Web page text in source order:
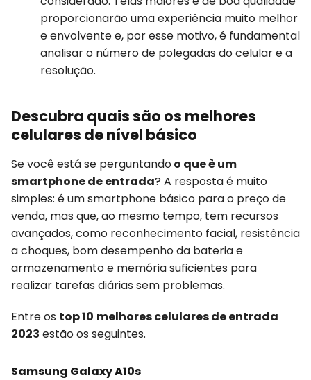
proporcionarão uma experiência muito melhor
e envolvente e, por esse motivo, é fundamental
analisar o número de polegadas do celular e a
resolução.
Descubra quais são os melhores
celulares de nível básico
Se você está se perguntandoo que è um
smartphone de entrada? A resposta é muito
simples: é um smartphone básico para o preço de
venda, mas que, ao mesmo tempo, tem recursos
avançados, como reconhecimento facial, resistência
a choques, bom desempenho da bateria e
armazenamento e memória suficientes para
realizar tarefas diárias sem problemas.
Entre os top 10 melhores celulares de entrada
2023 estão os seguintes.
Samsung Galaxy A10s